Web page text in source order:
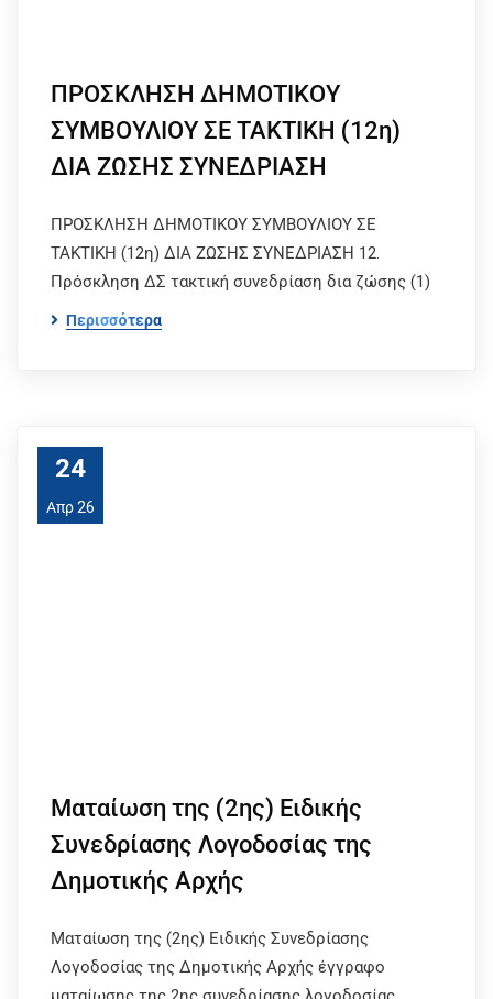
ΠΡΟΣΚΛΗΣΗ ΔΗΜΟΤΙΚΟΥ
ΣΥΜΒΟΥΛΙΟΥ ΣΕ ΤΑΚΤΙΚΗ (12η)
ΔΙΑ ΖΩΣΗΣ ΣΥΝΕΔΡΙΑΣΗ
ΠΡΟΣΚΛΗΣΗ ΔΗΜΟΤΙΚΟΥ ΣΥΜΒΟΥΛΙΟΥ ΣΕ
ΤΑΚΤΙΚΗ (12η) ΔΙΑ ΖΩΣΗΣ ΣΥΝΕΔΡΙΑΣΗ 12.
Πρόσκληση ΔΣ τακτική συνεδρίαση δια ζώσης (1)
Περισσότερα
24
Απρ 26
Ματαίωση της (2ης) Ειδικής
Συνεδρίασης Λογοδοσίας της
Δημοτικής Αρχής
Ματαίωση της (2ης) Ειδικής Συνεδρίασης
Λογοδοσίας της Δημοτικής Αρχής έγγραφο